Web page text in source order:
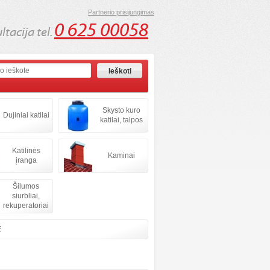
tel. 0 625 00058
Partnerio prisijungimas
Dujiniai katilai
Skysto kuro
katilai, talpos
Katilinės
įranga
Kaminai
Šilumos
siurbliai,
rekuperatoriai